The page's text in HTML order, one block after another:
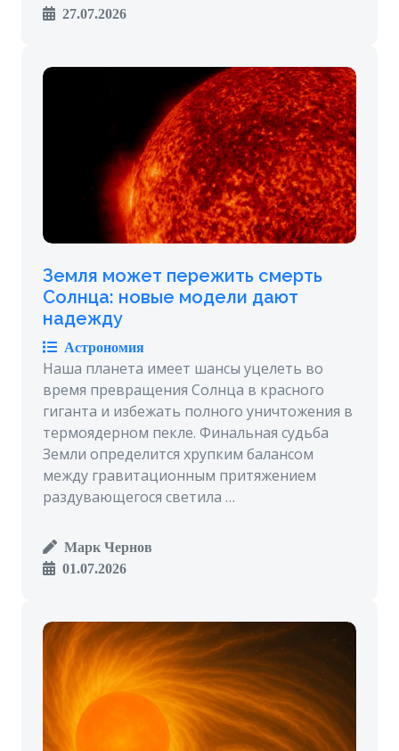
27.07.2026
Земля может пережить смерть
Солнца: новые модели дают
надежду
Астрономия
Наша планета имеет шансы уцелеть во
время превращения Солнца в красного
гиганта и избежать полного уничтожения в
термоядерном пекле. Финальная судьба
Земли определится хрупким балансом
между гравитационным притяжением
раздувающегося светила …
Марк Чернов
01.07.2026